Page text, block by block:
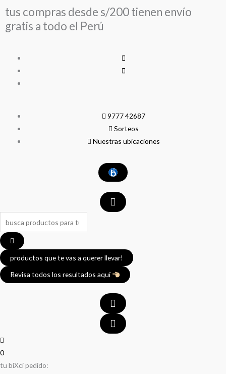
contenido
tus compras desde s/200 tienen envío
gratis a todo el Perú
9777 42687
Sorteos
Nuestras ubicaciones
Search
...
productos que te vas a querer llevar!
Revisa todos los resultados aquí
0
tu biXci pedido: